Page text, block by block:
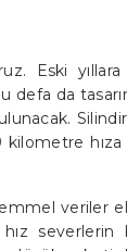
Eski
da
hıza
veriler
severlerin